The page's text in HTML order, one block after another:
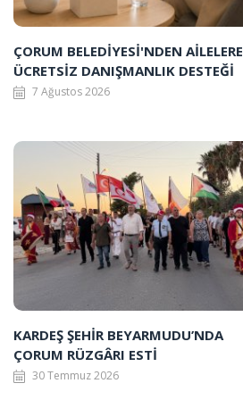
ÇORUM BELEDİYESİ'NDEN AİLELERE
ÜCRETSİZ DANIŞMANLIK DESTEĞİ
7 Ağustos 2026
KARDEŞ ŞEHİR BEYARMUDU’NDA
ÇORUM RÜZGÂRI ESTİ
30 Temmuz 2026